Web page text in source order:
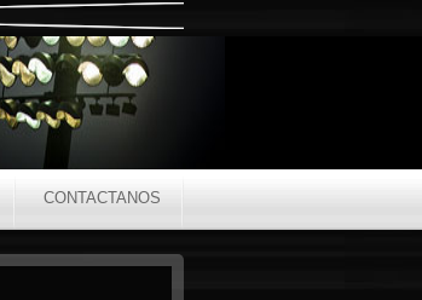
CONTACTANOS